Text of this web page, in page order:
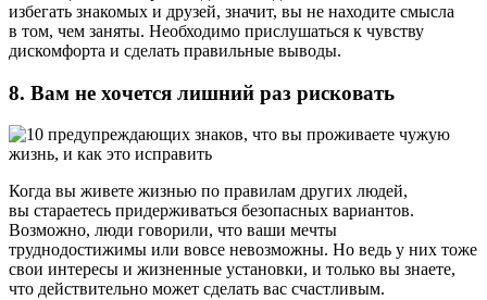
избегать знакомых и друзей, значит, вы не находите смысла
в том, чем заняты. Необходимо прислушаться к чувству
дискомфорта и сделать правильные выводы.
8. Вам не хочется лишний раз рисковать
Когда вы живете жизнью по правилам других людей,
вы стараетесь придерживаться безопасных вариантов.
Возможно, люди говорили, что ваши мечты
труднодостижимы или вовсе невозможны. Но ведь у них тоже
свои интересы и жизненные установки, и только вы знаете,
что действительно может сделать вас счастливым.